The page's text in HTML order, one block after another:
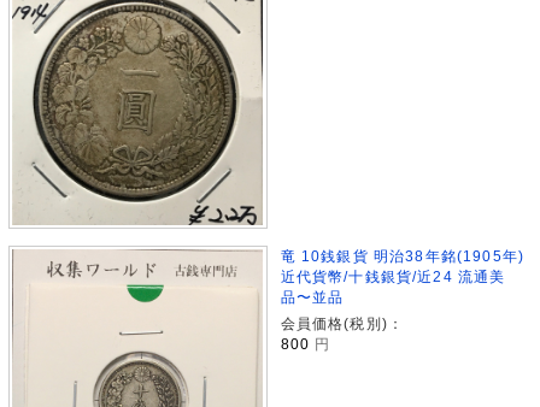
竜 10銭銀貨 明治38年銘(1905年)
近代貨幣/十銭銀貨/近24 流通美
品〜並品
会員価格(税別)：
800 円